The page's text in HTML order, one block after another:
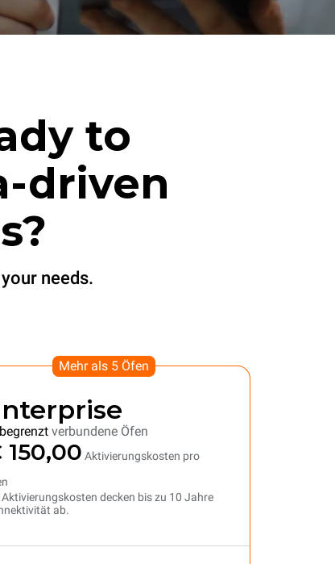
to
driven
needs.
Mehr als 5 Öfen
verbundene Öfen
150,00 Aktivierungskosten pro
Aktivierungskosten decken bis zu 10 Jahre
ab.